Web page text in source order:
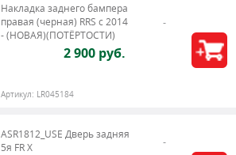
Накладка заднего бампера
правая (черная) RRS c 2014
- (НОВАЯ)(ПОТЁРТОСТИ)
2 900 руб.
Артикул: LR045184
ASR1812_USE Дверь задняя
5я FR X